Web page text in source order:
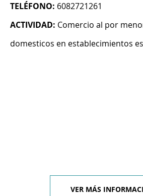
TELÉFONO: 6082721261
ACTIVIDAD: Comercio al por
domesticos en establecimientos
VER MÁS